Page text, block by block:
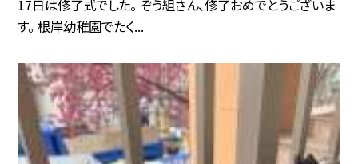
17日は修了式でした。 ぞう組さん、修了おめでとうございま
す。 根岸幼稚園でたく...